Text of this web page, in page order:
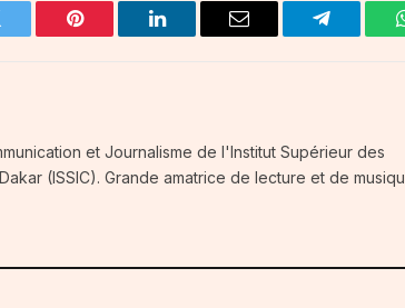
Pinterest LinkedIn Email Telegram
et Journalisme de l'Institut Supérieur des
(ISSIC). Grande amatrice de lecture et de